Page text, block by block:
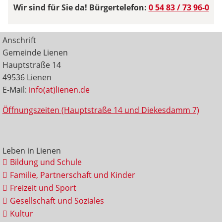
Wir sind für Sie da! Bürgertelefon: 0 54 83 / 73 96-0
Anschrift
Gemeinde Lienen
Hauptstraße 14
49536 Lienen
E-Mail: info(at)lienen.de
Öffnungszeiten (Hauptstraße 14 und Diekesdamm 7)
Leben in Lienen
Bildung und Schule
Familie, Partnerschaft und Kinder
Freizeit und Sport
Gesellschaft und Soziales
Kultur